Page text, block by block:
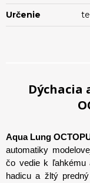
Určenie
Dýchacia
Aqua Lung
automatiky
čo vedie k ľahkému
hadicu a žltý